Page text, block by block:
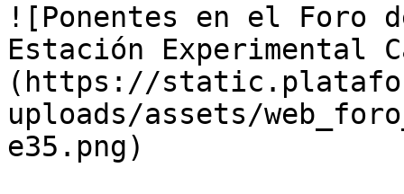
![Ponentes en el Foro
Estación Experimental
(https://
uploads/assets/
e35.png)